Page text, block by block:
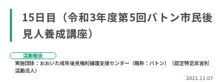
15日目（令和3年度第5回バトン市民後
見人養成講座）
活動報告
実施団体：おおいた成年後見権利擁護支援センター（略称：バトン）（認定特定非営利
活動法人）
2021.11.07